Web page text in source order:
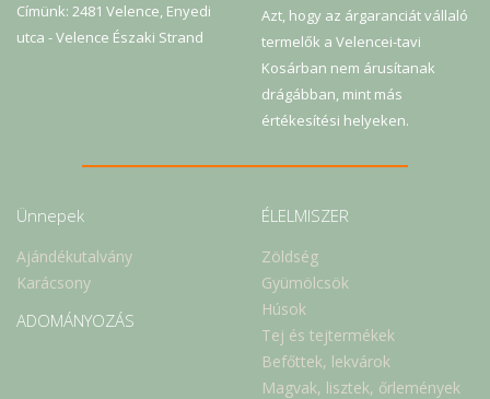
Címünk: 2481 Velence, Enyedi
utca - Velence Északi Strand
Azt, hogy az árgaranciát vállaló
termelők a Velencei-tavi
Kosárban nem árusítanak
drágábban, mint más
értékesítési helyeken.
Ünnepek
Ajándékutalvány
Karácsony
ADOMÁNYOZÁS
ÉLELMISZER
Zöldség
Gyümölcsök
Húsok
Tej és tejtermékek
Befőttek, lekvárok
Magvak, lisztek, őrlemények